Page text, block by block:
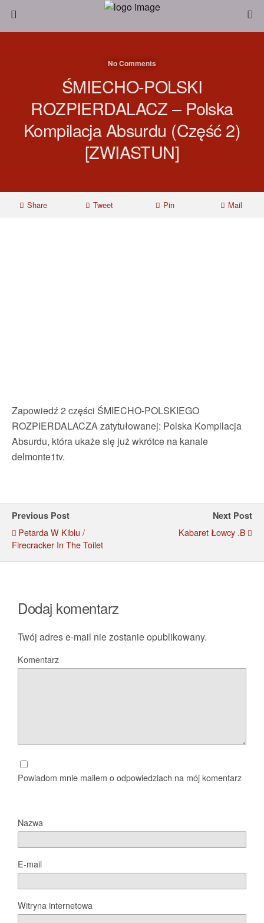
No Comments
ŚMIECHO-POLSKI
ROZPIERDALACZ – Polska
Kompilacja Absurdu (część 2)
[ZWIASTUN]
Share Tweet Pin Mail
Zapowiedź 2 części ŚMIECHO-POLSKIEGO
ROZPIERDALACZA zatytułowanej: Polska Kompilacja
Absurdu, która ukaże się już wkrótce na kanale
delmonte1tv.
Previous Post
Petarda W Kiblu /
Firecracker In The Toilet
Next Post
Kabaret Łowcy .B
Dodaj komentarz
Twój adres e-mail nie zostanie opublikowany.
Komentarz
Powiadom mnie mailem o odpowiedziach na mój komentarz
Nazwa
E-mail
Witryna internetowa